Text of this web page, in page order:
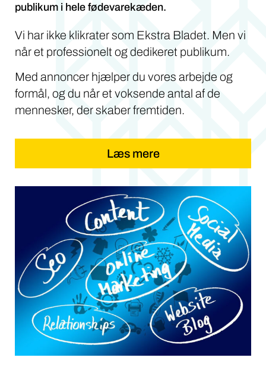
publikum i hele fødevarekæden.
Vi har ikke klikrater som Ekstra Bladet. Men vi
når et professionelt og dedikeret publikum.
Med annoncer hjælper du vores arbejde og
formål, og du når et voksende antal af de
mennesker, der skaber fremtiden.
Læs mere